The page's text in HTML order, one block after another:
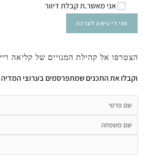
אני מאשר.ת קבלת דיוור
הצטרפו אל קהילת המנויים של קליאה ריי
וקבלו את התכנים שמתפרסמים בערוצי המדיה